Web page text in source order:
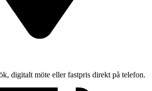
digitalt möte eller fastpris direkt på telefon.